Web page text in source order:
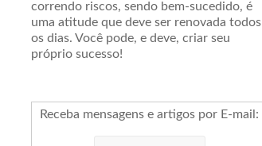
correndo riscos, sendo bem-sucedido, é
uma atitude que deve ser renovada todos
os dias. Você pode, e deve, criar seu
próprio sucesso!
Receba mensagens e artigos por E-mail :